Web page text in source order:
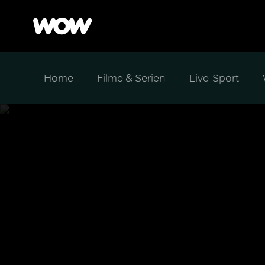
Home Filme & Serien Live-Sport